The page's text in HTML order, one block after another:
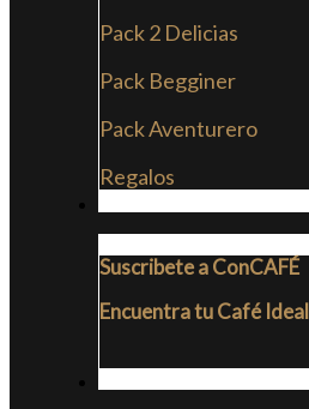
Pack 2 Delicias
Pack Begginer
Pack Aventurero
Regalos
Suscribete a ConCAFÉ
Encuentra tu Café Ideal